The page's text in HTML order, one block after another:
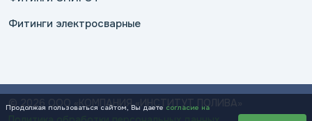
Фитинги электросварные
© 2026 ООО «КОМПАНИЯ «ИНСТИТУТ ПОЛИВА»
Продолжая пользоваться сайтом, Вы даете согласие на